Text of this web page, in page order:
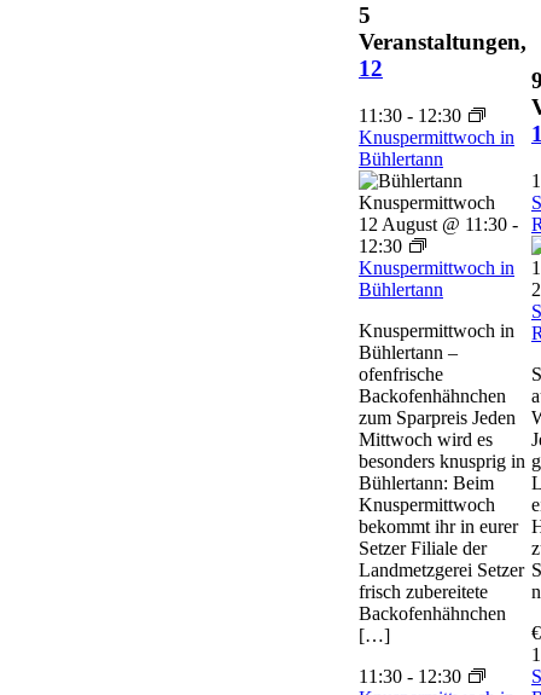
5
Veranstaltungen,
12
11:30 - 12:30
Knuspermittwoch in
Bühlertann
12 August @ 11:30 -
12:30
Knuspermittwoch in
Bühlertann
Knuspermittwoch in
Bühlertann –
ofenfrische
Backofenhähnchen
zum Sparpreis Jeden
Mittwoch wird es
besonders knusprig in
Bühlertann: Beim
Knuspermittwoch
bekommt ihr in eurer
Setzer Filiale der
Landmetzgerei Setzer
frisch zubereitete
Backofenhähnchen
[…]
11:30 - 12:30